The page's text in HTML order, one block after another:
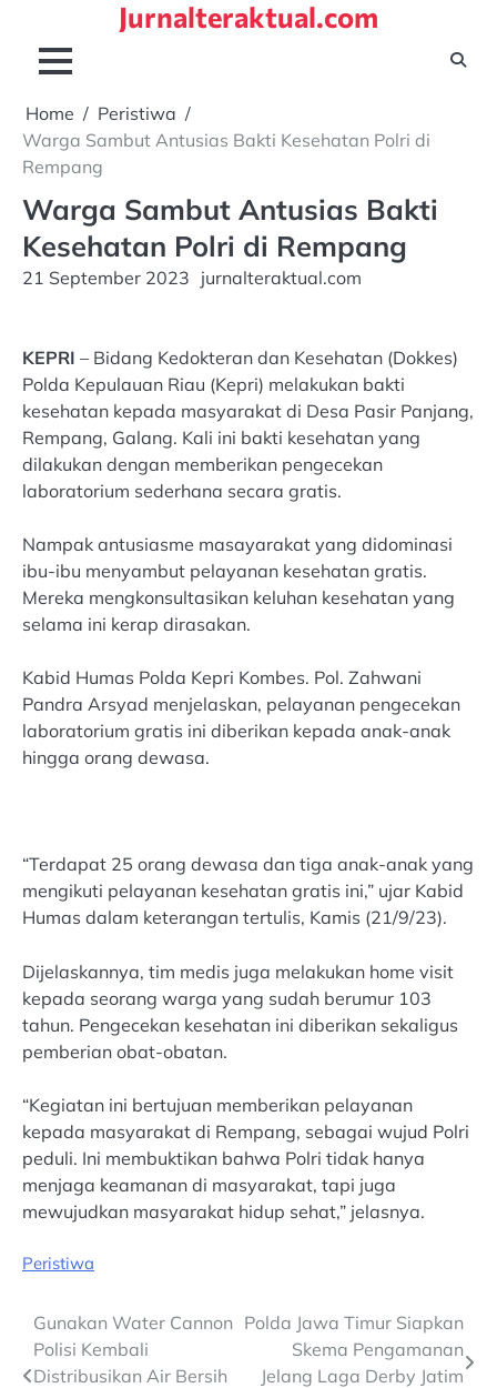
content
Jurnalteraktual.com
Home
Peristiwa
Warga Sambut Antusias Bakti Kesehatan Polri di
Rempang
Warga Sambut Antusias Bakti
Kesehatan Polri di Rempang
21 September 2023 jurnalteraktual.com
KEPRI – Bidang Kedokteran dan Kesehatan (Dokkes)
Polda Kepulauan Riau (Kepri) melakukan bakti
kesehatan kepada masyarakat di Desa Pasir Panjang,
Rempang, Galang. Kali ini bakti kesehatan yang
dilakukan dengan memberikan pengecekan
laboratorium sederhana secara gratis.
Nampak antusiasme masayarakat yang didominasi
ibu-ibu menyambut pelayanan kesehatan gratis.
Mereka mengkonsultasikan keluhan kesehatan yang
selama ini kerap dirasakan.
Kabid Humas Polda Kepri Kombes. Pol. Zahwani
Pandra Arsyad menjelaskan, pelayanan pengecekan
laboratorium gratis ini diberikan kepada anak-anak
hingga orang dewasa.
“Terdapat 25 orang dewasa dan tiga anak-anak yang
mengikuti pelayanan kesehatan gratis ini,” ujar Kabid
Humas dalam keterangan tertulis, Kamis (21/9/23).
Dijelaskannya, tim medis juga melakukan home visit
kepada seorang warga yang sudah berumur 103
tahun. Pengecekan kesehatan ini diberikan sekaligus
pemberian obat-obatan.
“Kegiatan ini bertujuan memberikan pelayanan
kepada masyarakat di Rempang, sebagai wujud Polri
peduli. Ini membuktikan bahwa Polri tidak hanya
menjaga keamanan di masyarakat, tapi juga
mewujudkan masyarakat hidup sehat,” jelasnya.
Peristiwa
Post
navigation
Gunakan Water Cannon
Polisi Kembali
Distribusikan Air Bersih
Polda Jawa Timur Siapkan
Skema Pengamanan
Jelang Laga Derby Jatim